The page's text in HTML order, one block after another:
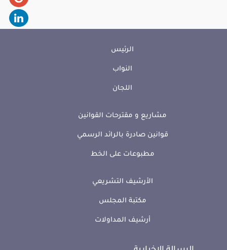
الرئيس
النواب
اللجان
مشاريع و مقترحات القوانين
قوانين صادرة بالرائد الرسمي
مطبوعات على الخط
الأرشيف التشريعي
مكتبة المجلس
أرشيف المداولات